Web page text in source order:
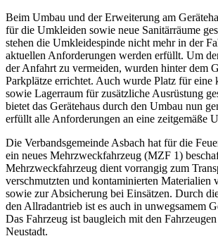
Beim Umbau und der Erweiterung am
für die Umkleiden sowie neue Sanitärräume
stehen die Umkleidespinde nicht mehr in der
aktuellen Anforderungen werden erfüllt. Um
der Anfahrt zu vermeiden, wurden hinter dem
Parkplätze errichtet. Auch wurde Platz für eine
sowie Lagerraum für zusätzliche Ausrüstung
bietet das Gerätehaus durch den Umbau nun
erfüllt alle Anforderungen an eine zeitgemäße
Die Verbandsgemeinde Asbach hat für die
ein neues Mehrzweckfahrzeug (MZF 1)
Mehrzweckfahrzeug dient vorrangig zum
verschmutzten und kontaminierten Materialien
sowie zur Absicherung bei Einsätzen. Durch
den Allradantrieb ist es auch in unwegsamem
Das Fahrzeug ist baugleich mit den
Neustadt.